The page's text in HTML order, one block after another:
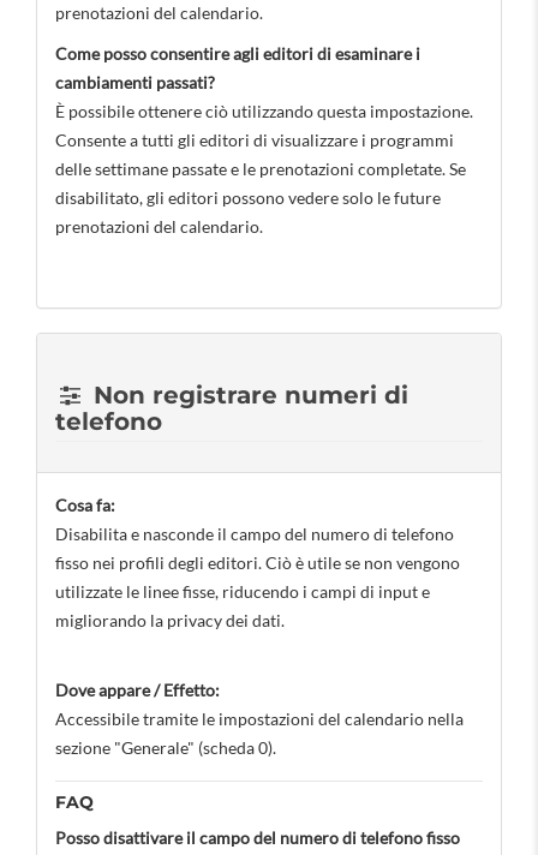
prenotazioni del calendario.
Come posso consentire agli editori di esaminare i
cambiamenti passati?
È possibile ottenere ciò utilizzando questa impostazione.
Consente a tutti gli editori di visualizzare i programmi
delle settimane passate e le prenotazioni completate. Se
disabilitato, gli editori possono vedere solo le future
prenotazioni del calendario.
Non registrare numeri di
telefono
Cosa fa:
Disabilita e nasconde il campo del numero di telefono
fisso nei profili degli editori. Ciò è utile se non vengono
utilizzate le linee fisse, riducendo i campi di input e
migliorando la privacy dei dati.
Dove appare / Effetto:
Accessibile tramite le impostazioni del calendario nella
sezione "Generale" (scheda 0).
FAQ
Posso disattivare il campo del numero di telefono fisso